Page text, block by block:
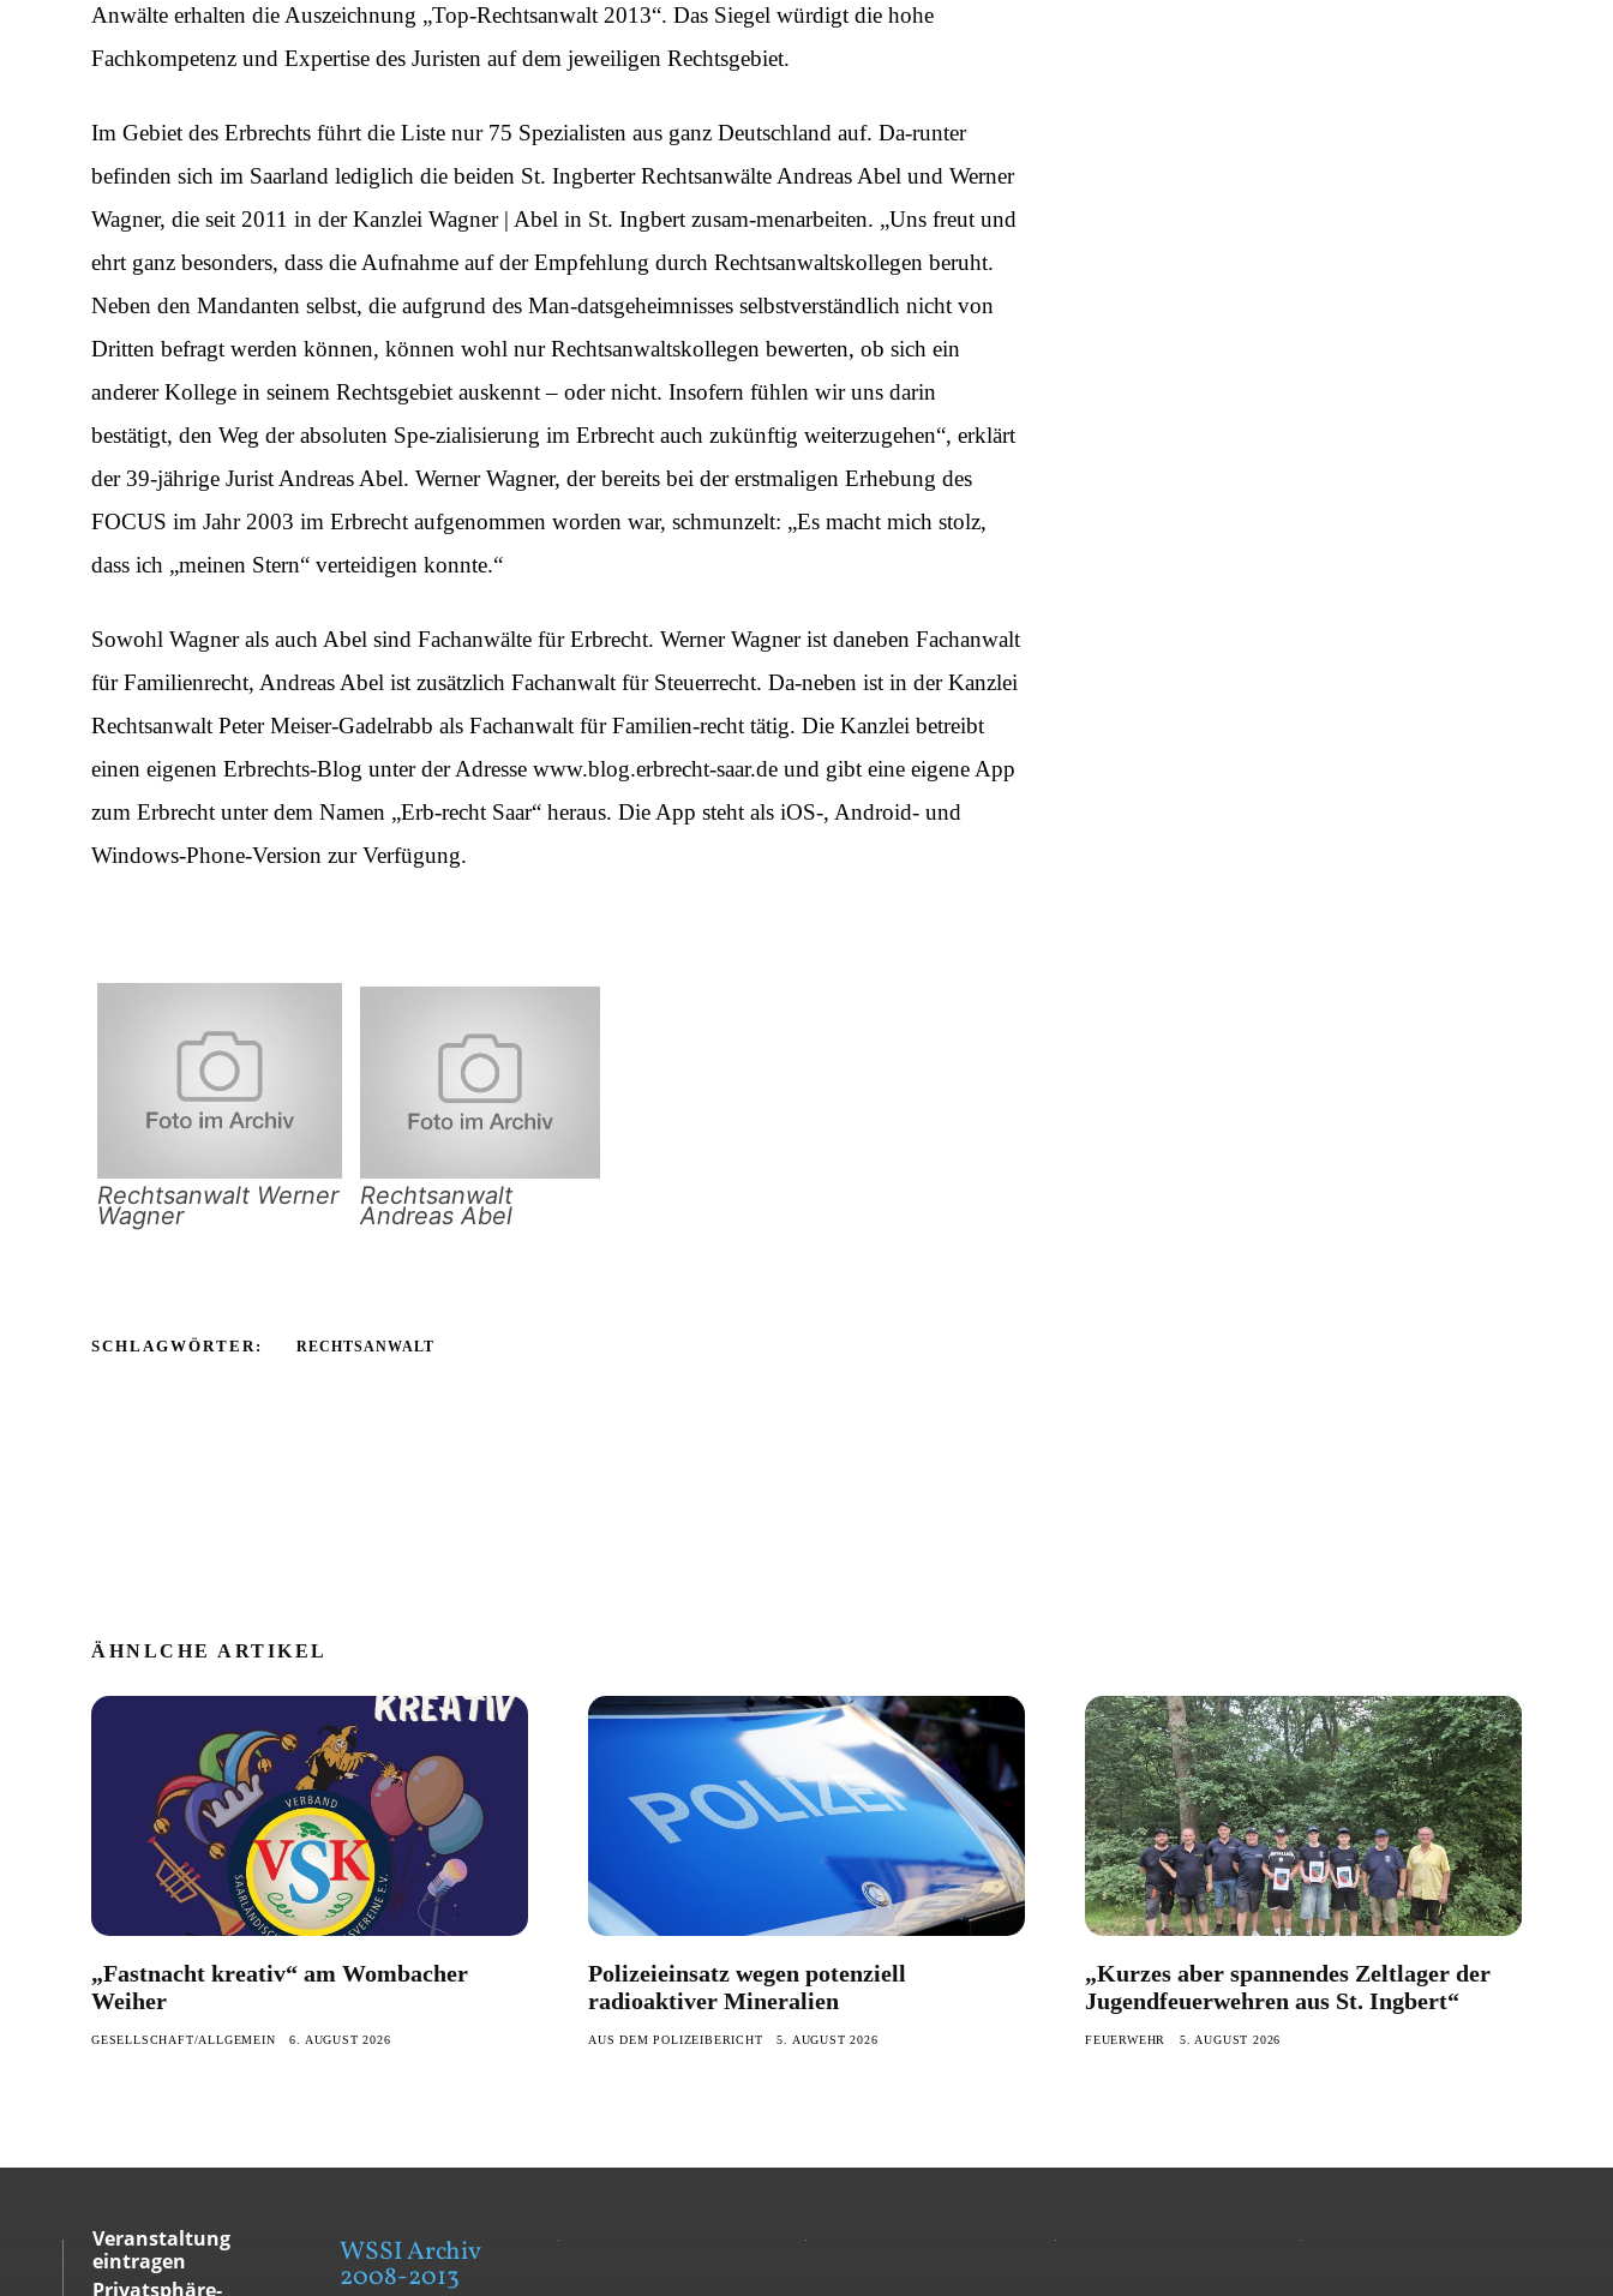
Anwälte erhalten die Auszeichnung „Top-Rechtsanwalt 2013“. Das Siegel würdigt die hohe
Fachkompetenz und Expertise des Juristen auf dem jeweiligen Rechtsgebiet.
Im Gebiet des Erbrechts führt die Liste nur 75 Spezialisten aus ganz Deutschland auf. Da-runter
befinden sich im Saarland lediglich die beiden St. Ingberter Rechtsanwälte Andreas Abel und Werner
Wagner, die seit 2011 in der Kanzlei Wagner | Abel in St. Ingbert zusam-menarbeiten. „Uns freut und
ehrt ganz besonders, dass die Aufnahme auf der Empfehlung durch Rechtsanwaltskollegen beruht.
Neben den Mandanten selbst, die aufgrund des Man-datsgeheimnisses selbstverständlich nicht von
Dritten befragt werden können, können wohl nur Rechtsanwaltskollegen bewerten, ob sich ein
anderer Kollege in seinem Rechtsgebiet auskennt – oder nicht. Insofern fühlen wir uns darin
bestätigt, den Weg der absoluten Spe-zialisierung im Erbrecht auch zukünftig weiterzugehen“, erklärt
der 39-jährige Jurist Andreas Abel. Werner Wagner, der bereits bei der erstmaligen Erhebung des
FOCUS im Jahr 2003 im Erbrecht aufgenommen worden war, schmunzelt: „Es macht mich stolz,
dass ich „meinen Stern“ verteidigen konnte.“
Sowohl Wagner als auch Abel sind Fachanwälte für Erbrecht. Werner Wagner ist daneben Fachanwalt
für Familienrecht, Andreas Abel ist zusätzlich Fachanwalt für Steuerrecht. Da-neben ist in der Kanzlei
Rechtsanwalt Peter Meiser-Gadelrabb als Fachanwalt für Familien-recht tätig. Die Kanzlei betreibt
einen eigenen Erbrechts-Blog unter der Adresse www.blog.erbrecht-saar.de und gibt eine eigene App
zum Erbrecht unter dem Namen „Erb-recht Saar“ heraus. Die App steht als iOS-, Android- und
Windows-Phone-Version zur Verfügung.
Rechtsanwalt Werner
Wagner
Rechtsanwalt
Andreas Abel
SCHLAGWÖRTER: RECHTSANWALT
ÄHNLCHE ARTIKEL
„Fastnacht kreativ“ am Wombacher
Weiher
GESELLSCHAFT/ALLGEMEIN 6. AUGUST 2026
Polizeieinsatz wegen potenziell
radioaktiver Mineralien
AUS DEM POLIZEIBERICHT 5. AUGUST 2026
„Kurzes aber spannendes Zeltlager der
Jugendfeuerwehren aus St. Ingbert“
FEUERWEHR 5. AUGUST 2026
Veranstaltung
eintragen
Privatsphäre-
WSSI Archiv
2008-2013